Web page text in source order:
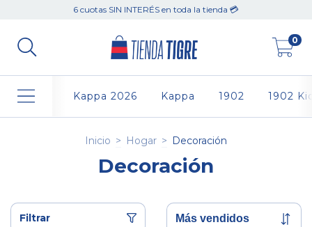
6 cuotas SIN INTERÉS en toda la tienda 💳
0
Kappa 2026 Kappa 1902 1902
Inicio > Hogar > Decoración
Decoración
Filtrar